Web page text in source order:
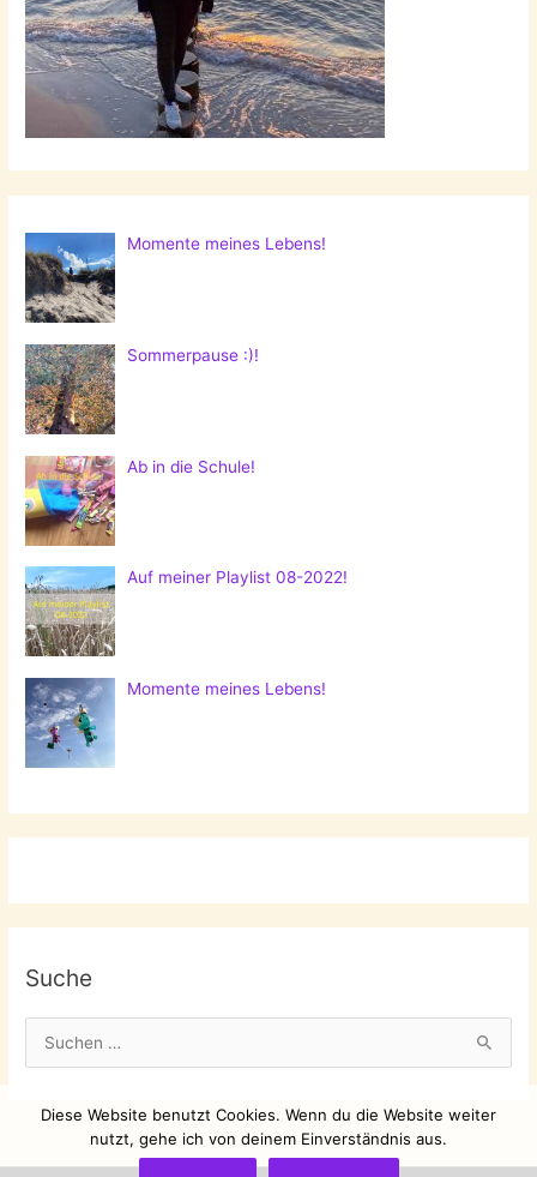
Momente meines Lebens!
Sommerpause :)!
Ab in die Schule!
Auf meiner Playlist 08-2022!
Momente meines Lebens!
Suche
u
Diese Website benutzt Cookies. Wenn du die Website weiter
nutzt, gehe ich von deinem Einverständnis aus.